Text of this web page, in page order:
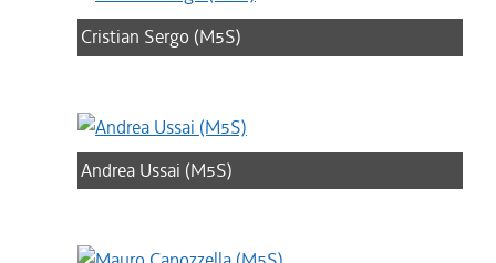
Cristian Sergo (M5S)
Andrea Ussai (M5S)